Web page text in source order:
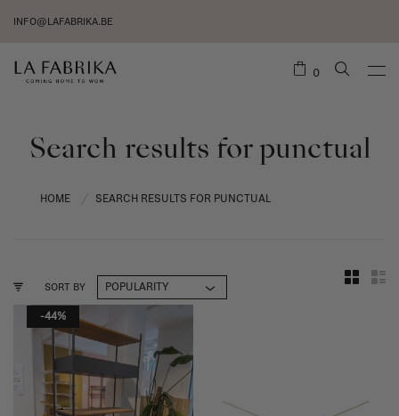
INFO@LAFABRIKA.BE
0
Search results for punctual
HOME SEARCH RESULTS FOR PUNCTUAL
SORT BY
-44%